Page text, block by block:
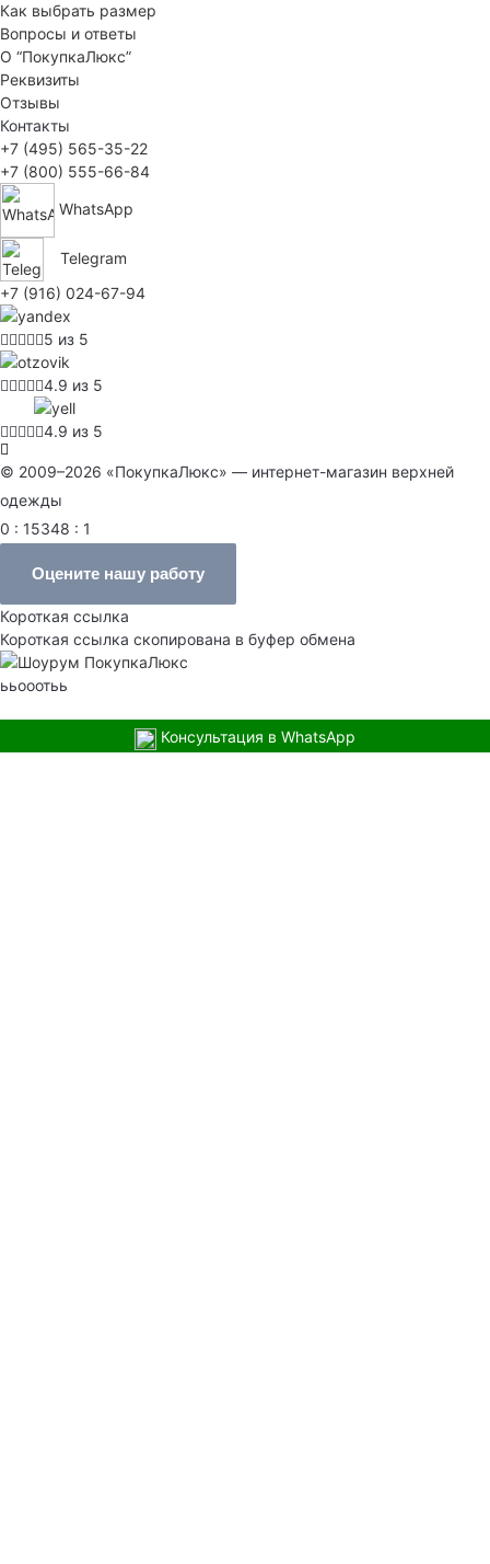
Как выбрать размер
Вопросы и ответы
О “ПокупкаЛюкс”
Реквизиты
Отзывы
Контакты
+7 (495) 565-35-22
+7 (800) 555-66-84
WhatsApp
Telegram
+7 (916) 024-67-94
5 из 5
4.9 из 5
4.9 из 5
© 2009–2026 «ПокупкаЛюкс» — интернет-магазин верхней
одежды
0 : 15348 : 1
Оцените нашу работу
Короткая ссылка
Короткая ссылка скопирована в буфер обмена
ььооотьь
Консультация в WhatsApp